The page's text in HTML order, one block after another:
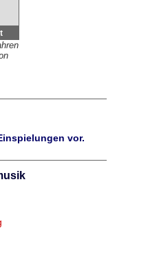
vor.